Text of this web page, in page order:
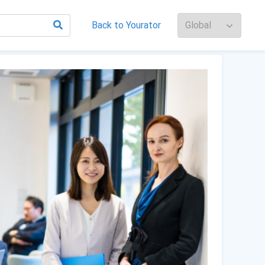
Back to Yourator